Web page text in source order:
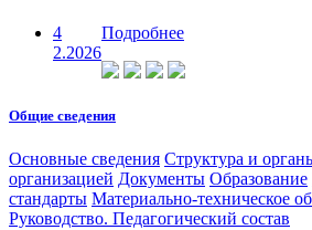
4
2.2026
Подробнее
Общие сведения
Основные сведения Структура и
организацией Документы Образование
стандарты Материально-техническое
Руководство. Педагогический состав